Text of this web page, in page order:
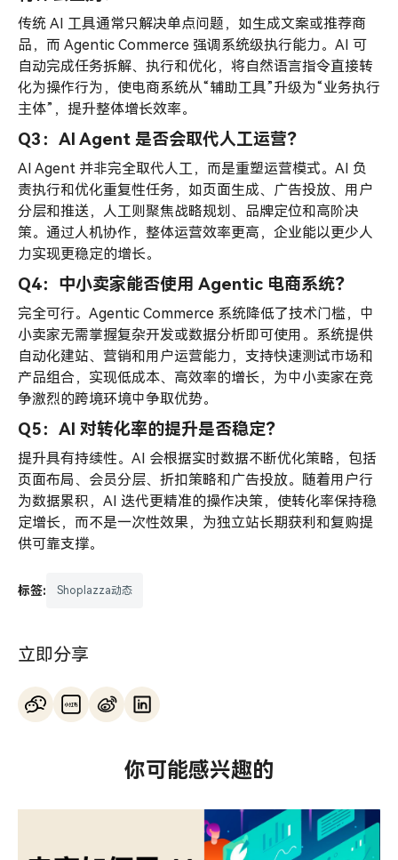
传统 AI 工具通常只解决单点问题，如生成文案或推荐商
品，而 Agentic Commerce 强调系统级执行能力。AI 可
自动完成任务拆解、执行和优化，将自然语言指令直接转
化为操作行为，使电商系统从“辅助工具”升级为“业务执行
主体”，提升整体增长效率。
Q3：AI Agent 是否会取代人工运营？
AI Agent 并非完全取代人工，而是重塑运营模式。AI 负
责执行和优化重复性任务，如页面生成、广告投放、用户
分层和推送，人工则聚焦战略规划、品牌定位和高阶决
策。通过人机协作，整体运营效率更高，企业能以更少人
力实现更稳定的增长。
Q4：中小卖家能否使用 Agentic 电商系统？
完全可行。Agentic Commerce 系统降低了技术门槛，中
小卖家无需掌握复杂开发或数据分析即可使用。系统提供
自动化建站、营销和用户运营能力，支持快速测试市场和
产品组合，实现低成本、高效率的增长，为中小卖家在竞
争激烈的跨境环境中争取优势。
Q5：AI 对转化率的提升是否稳定？
提升具有持续性。AI 会根据实时数据不断优化策略，包括
页面布局、会员分层、折扣策略和广告投放。随着用户行
为数据累积，AI 迭代更精准的操作决策，使转化率保持稳
定增长，而不是一次性效果，为独立站长期获利和复购提
供可靠支撑。
标签: Shoplazza动态
立即分享
你可能感兴趣的